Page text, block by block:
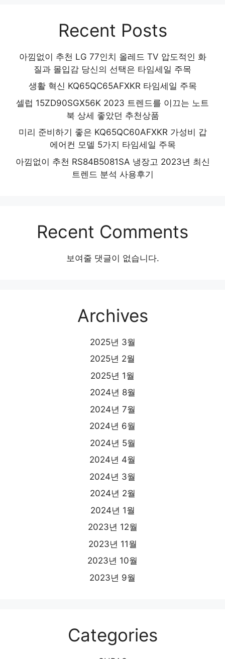
Recent Posts
아낌없이 추천 LG 77인치 올레드 TV 압도적인 화
질과 몰입감 당신의 선택은 타임세일 주목
생활 혁신 KQ65QC65AFXKR 타임세일 주목
셀럽 15ZD90SGX56K 2023 트렌드를 이끄는 노트
북 상세 좋았던 추천상품
미리 준비하기 좋은 KQ65QC60AFXKR 가성비 갑
에어컨 모델 5가지 타임세일 주목
아낌없이 추천 RS84B5081SA 냉장고 2023년 최신
트렌드 분석 사용후기
Recent Comments
보여줄 댓글이 없습니다.
Archives
2025년 3월
2025년 2월
2025년 1월
2024년 8월
2024년 7월
2024년 6월
2024년 5월
2024년 4월
2024년 3월
2024년 2월
2024년 1월
2023년 12월
2023년 11월
2023년 10월
2023년 9월
Categories